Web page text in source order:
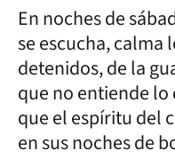
En noches de
se escucha, calma
detenidos, de la
que no entiende lo
que el espíritu del
en sus noches de